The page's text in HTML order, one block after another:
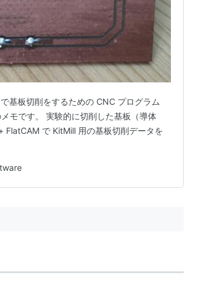
基板切削をするための CNC プログラム
モです。 実験的に切削した基板（導体
FlatCAM で KitMill 用の基板切削データを